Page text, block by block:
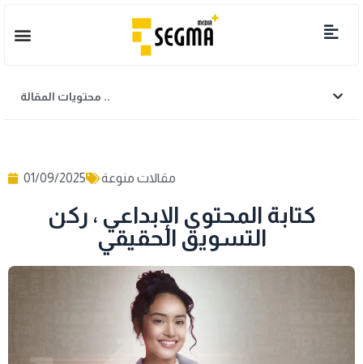
محتويات المقالة ..
01/09/2025 مقالات منوعة
كتابة المحتوى الإبداعي ، ركن
التسويق الحقيقي